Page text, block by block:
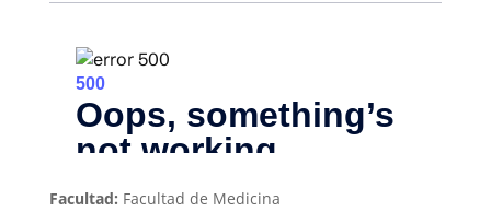
Facultad: Facultad de Medicina